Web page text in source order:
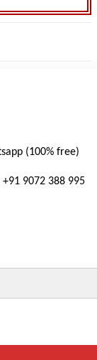
(100% free)
9072 388 995